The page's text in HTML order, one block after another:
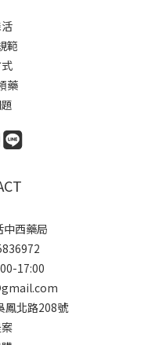
範
藥
中西藥局
17:00
鳳北路208號